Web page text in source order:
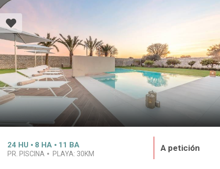
24 HU 8 HA 11 BA
PR. PISCINA PLAYA: 30KM
A petición